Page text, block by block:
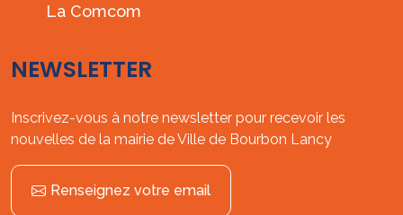
La Comcom
NEWSLETTER
Inscrivez-vous à notre newsletter pour recevoir les
nouvelles de la mairie de Ville de Bourbon Lancy
Renseignez votre email